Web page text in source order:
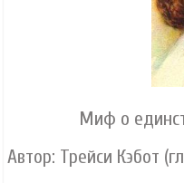
Миф о
Автор: Трейси Кэбот